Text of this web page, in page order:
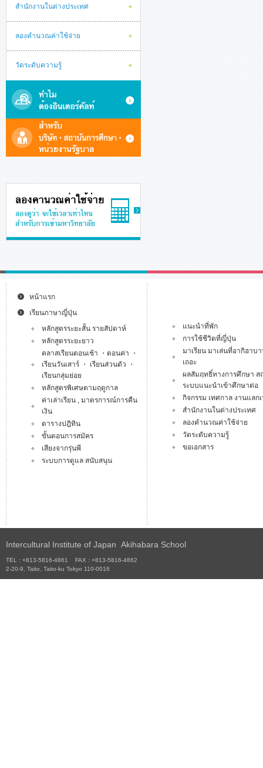
สำนักงานในต่างประเทศ
ลองคำนวณค่าใช้จ่าย
วัดระดับความรู้
หน้าแรก
เรียนภาษาญี่ปุ่น
หลักสูตรระยะสั้น รายสัปดาห์
หลักสูตรระยะยาว
คลาสเรียนตอนเช้า ・ตอนค่า ・
เรียนวันเสาร์ ・ เรียนส่วนตัว ・
เรียนกลุ่มย่อย
หลักสูตรพิเศษตามฤดูกาล
ค่าเล่าเรียน , มาตรการณ์การคืน
เงิน
ตารางปฎิทิน
ขั้นตอนการสมัคร
เสียงจากรุ่นพี
ระบบการดูแล สนับสนุน
แนะนำที่พัก
การใช้ชีวิตที่ญี่ปุ่น
มาเรียน มาเล่นที่อากิฮาบา
เถอะ
ผลสัมฤทธิ์ทางการศึกษา
ระบบแนะนำเข้าศึกษาต่อ
กิจกรรม เทศกาล งานแลก
สำนักงานในต่างประเทศ
ลองคำนวณค่าใช้จ่าย
วัดระดับความรู้
ขอเอกสาร
Intercultural Institute of Japan Akihabara School
TEL : +813-5816-4861 FAX : +813-5816-4862
2-20-9, Taito, Taito-ku Tokyo 110-0016